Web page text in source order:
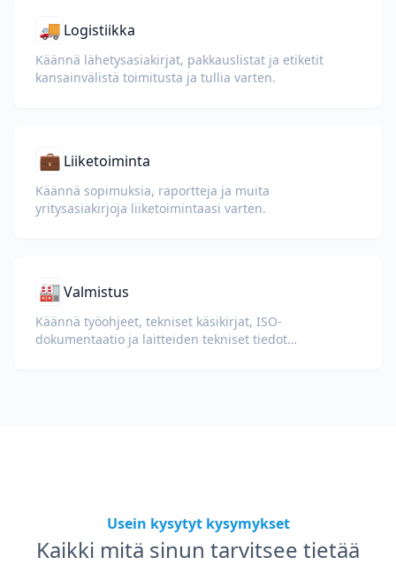
🚚 Logistiikka
Käännä lähetysasiakirjat, pakkauslistat ja etiketit
kansainvälistä toimitusta ja tullia varten.
💼 Liiketoiminta
Käännä sopimuksia, raportteja ja muita
yritysasiakirjoja liiketoimintaasi varten.
🏭Valmistus
Käännä työohjeet, tekniset käsikirjat, ISO-
dokumentaatio ja laitteiden tekniset tiedot
Usein kysytyt kysymykset
Kaikki mitä sinun tarvitsee tietää